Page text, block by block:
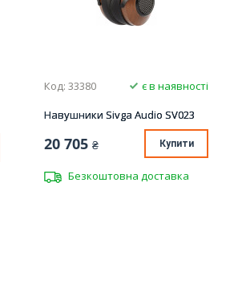
Код: 33380
є в наявності
Навушники Sivga Audio SV023
20 705 ₴ Купити
Безкоштовна доставка